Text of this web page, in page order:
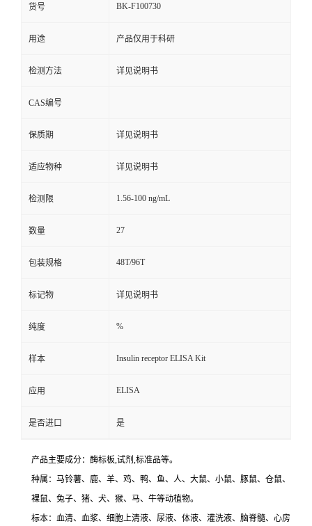
货号 BK-F100730
用途 产品仅用于科研
检测方法 详见说明书
CAS编号
保质期 详见说明书
适应物种 详见说明书
检测限 1.56-100 ng/mL
数量 27
包装规格 48T/96T
标记物 详见说明书
纯度 %
样本 Insulin receptor ELISA Kit
应用 ELISA
是否进口 是
产品主要成分：酶标板,试剂 ,标准品等。
种属：马铃薯、鹿、羊、鸡、鸭、鱼、人、大鼠、小鼠、豚鼠、仓鼠、
裸鼠、兔子、猪、犬、猴、马、牛等动植物。
标本：血清、血浆、细胞上清液、尿液、体液、灌洗液、脑脊髓、心房